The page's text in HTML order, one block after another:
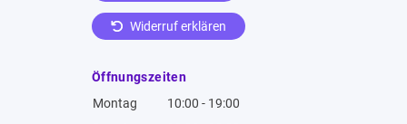
Widerruf erklären
Öffnungszeiten
Montag
10:00 - 19:00